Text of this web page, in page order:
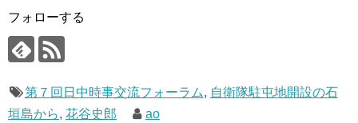
フォローする
第７回日中時事交流フォーラム, 自衛隊駐屯地開設の石
垣島から, 花谷史郎 ao